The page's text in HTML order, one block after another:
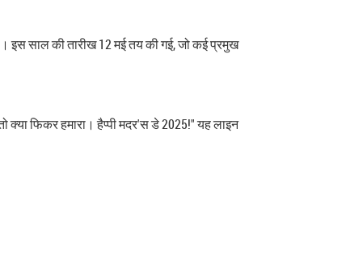
इस साल की तारीख 12 मई तय की गई, जो कई प्रमुख
फिकर हमारा। हैप्पी मदर'स डे 2025!" यह लाइन